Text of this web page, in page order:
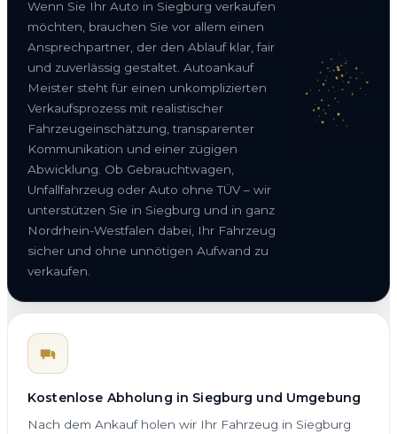
Wenn Sie Ihr Auto in Siegburg verkaufen
möchten, brauchen Sie vor allem einen
Ansprechpartner, der den Ablauf klar, fair
und zuverlässig gestaltet. Autoankauf
Meister steht für einen unkomplizierten
Verkaufsprozess mit realistischer
Fahrzeugeinschätzung, transparenter
Kommunikation und einer zügigen
Abwicklung. Ob Gebrauchtwagen,
Unfallfahrzeug oder Auto ohne TÜV – wir
unterstützen Sie in Siegburg und in ganz
Nordrhein-Westfalen dabei, Ihr Fahrzeug
sicher und ohne unnötigen Aufwand zu
verkaufen.
Kostenlose Abholung in Siegburg und Umgebung
Nach dem Ankauf holen wir Ihr Fahrzeug in Siegburg